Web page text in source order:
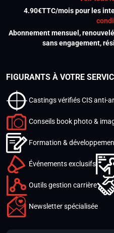
4.90€TTC/mois pour les
Abonnement mensuel,
sans engagement,
FIGURANTS À VOTRE
Castings vérifiés CIS anti-
Conseils book photo &
Formation &
Événements exclusifs
Outils gestion carrière
Newsletter spécialisée